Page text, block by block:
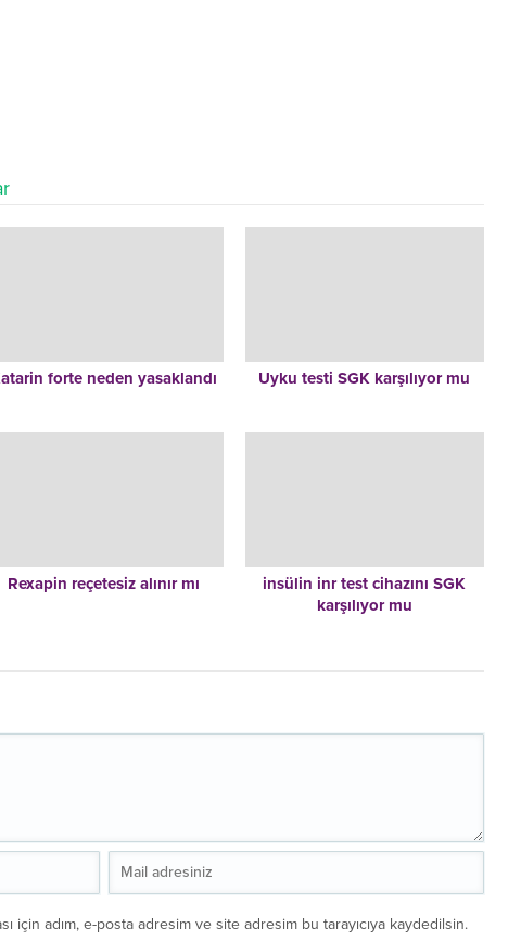
forte neden yasaklandı Uyku testi SGK karşılıyor mu
Rexapin reçetesiz alınır mı
insülin inr test cihazını SGK
karşılıyor mu
için adım, e-posta adresim ve site adresim bu tarayıcıya kaydedilsin.